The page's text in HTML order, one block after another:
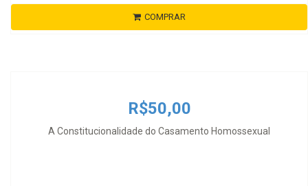
COMPRAR
R$50,00
A Constitucionalidade do Casamento Homossexual